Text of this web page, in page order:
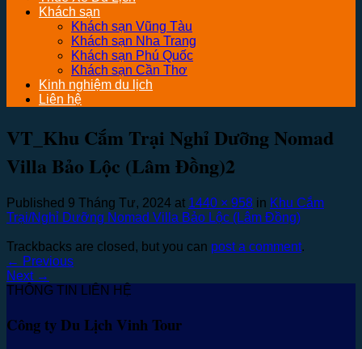
Khách sạn
Khách sạn Vũng Tàu
Khách sạn Nha Trang
Khách sạn Phú Quốc
Khách sạn Cần Thơ
Kinh nghiệm du lịch
Liên hệ
VT_Khu Cắm Trại Nghỉ Dưỡng Nomad
Villa Bảo Lộc (Lâm Đồng)2
Published 9 Tháng Tư, 2024 at 1440 × 958 in Khu Cắm
Trại/Nghỉ Dưỡng Nomad Villa Bảo Lộc (Lâm Đồng)
Trackbacks are closed, but you can post a comment.
← Previous
Next →
THÔNG TIN LIÊN HỆ
Công ty Du Lịch Vinh Tour